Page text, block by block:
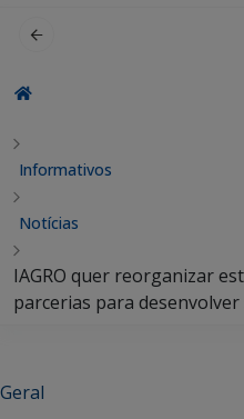
Informativos
Notícias
IAGRO quer reorganizar
parcerias para
Geral